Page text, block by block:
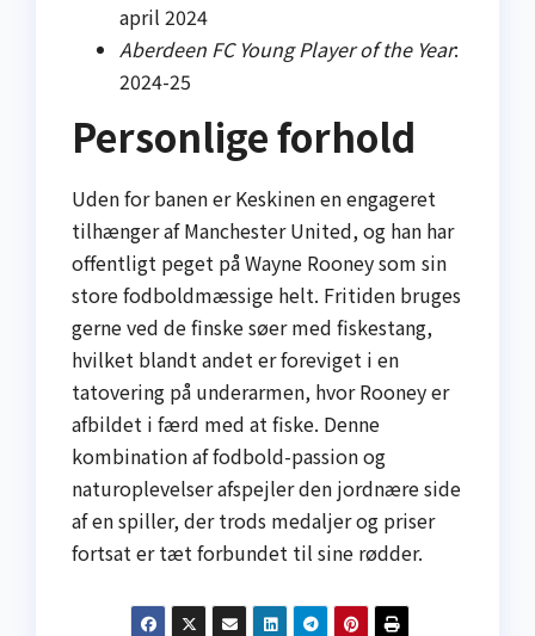
april 2024
Aberdeen FC Young Player of the Year:
2024-25
Personlige forhold
Uden for banen er Keskinen en engageret
tilhænger af Manchester United, og han har
offentligt peget på Wayne Rooney som sin
store fodbold­mæssige helt. Fritiden bruges
gerne ved de finske søer med fiskestang,
hvilket blandt andet er foreviget i en
tatovering på underarmen, hvor Rooney er
afbildet i færd med at fiske. Denne
kombination af fodbold-passion og
naturoplevelser afspejler den jordnære side
af en spiller, der trods medaljer og priser
fortsat er tæt forbundet til sine rødder.